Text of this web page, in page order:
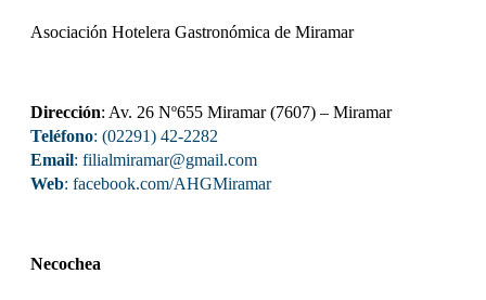
Asociación Hotelera Gastronómica de Miramar
Dirección: Av. 26 Nº655 Miramar (7607) – Miramar
Teléfono: (02291) 42-2282
Email: filialmiramar@gmail.com
Web: facebook.com/AHGMiramar
Necochea